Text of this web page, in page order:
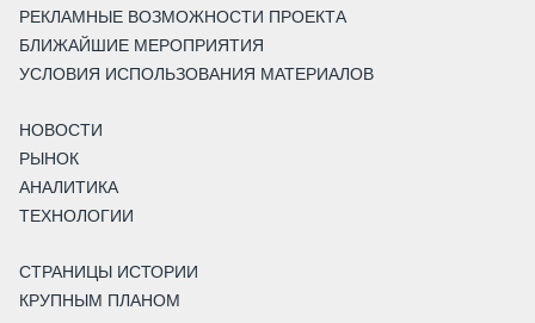
РЕКЛАМНЫЕ ВОЗМОЖНОСТИ ПРОЕКТА
БЛИЖАЙШИЕ МЕРОПРИЯТИЯ
УСЛОВИЯ ИСПОЛЬЗОВАНИЯ МАТЕРИАЛОВ
НОВОСТИ
РЫНОК
АНАЛИТИКА
ТЕХНОЛОГИИ
СТРАНИЦЫ ИСТОРИИ
КРУПНЫМ ПЛАНОМ